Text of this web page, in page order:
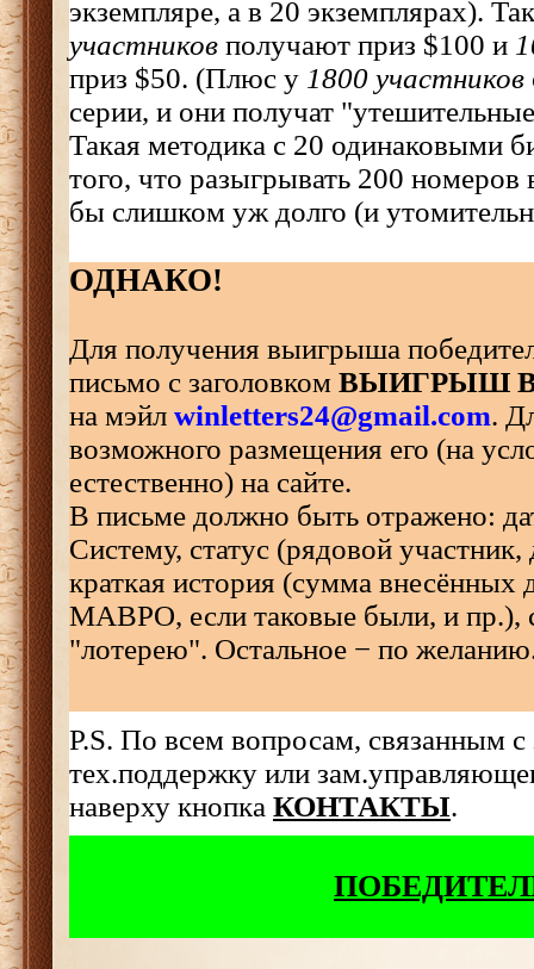
экземпляре, а в 20 экземплярах).
участников получают приз $100 и
приз $50. (Плюс у 1800 участников
серии, и они получат
Такая методика с 20 одинаковыми
того, что разыгрывать 200
бы слишком уж долго (и
ОДНАКО!
Для получения выигрыша
письмо c заголовком ВЫИГРЫШ
на мэйл winletters24@gmail.com.
возможного размещения его (на
естественно) на сайте.
В письме должно быть отражено:
Систему, статус (рядовой
краткая история (сумма внесённых
МАВРО, если таковые были, и пр.),
"лотерею". Остальное − по
P.S. По всем вопросам, связанным
тех.поддержку или
наверху кнопка КОНТАКТЫ.